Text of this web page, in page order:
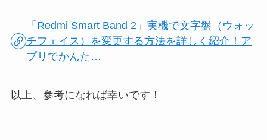
「Redmi Smart Band 2」実機で文字盤（ウォッ
チフェイス）を変更する方法を詳しく紹介！ア
プリでかんた…
以上、参考になれば幸いです！